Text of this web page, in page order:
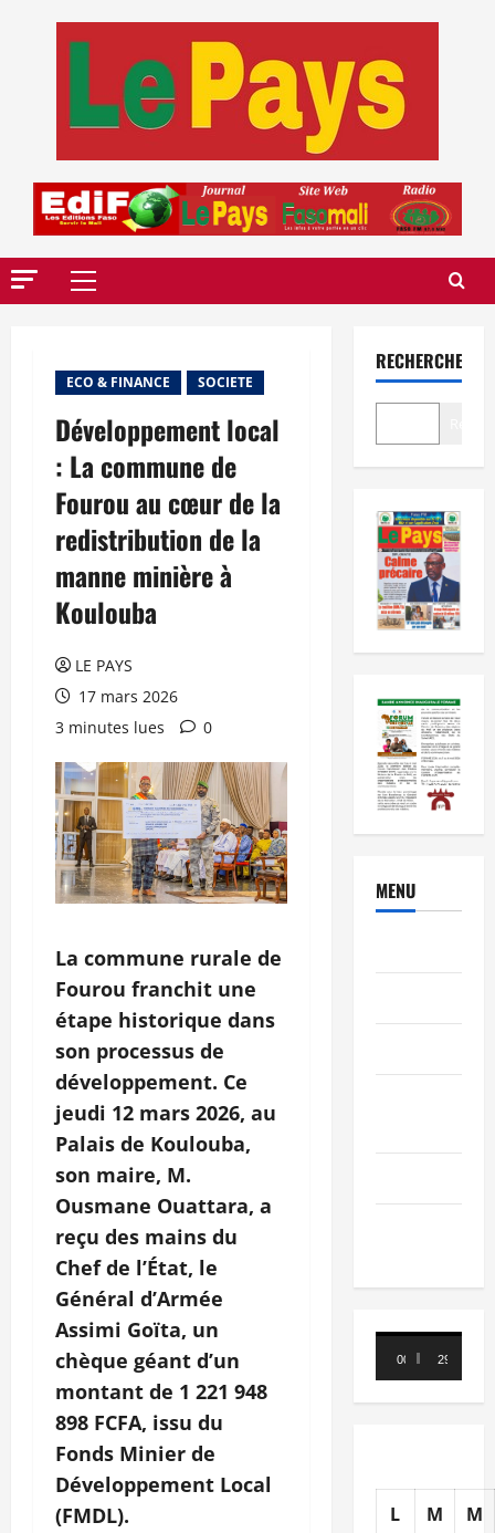
Menu
ECO & FINANCE SOCIETE
Développement local
: La commune de
Fourou au cœur de la
redistribution de la
manne minière à
Koulouba
LE PAYS
17 mars 2026
3 minutes lues
0
La commune rurale de
Fourou franchit une
étape historique dans
son processus de
développement. Ce
jeudi 12 mars 2026, au
Palais de Koulouba,
son maire, M.
Ousmane Ouattara, a
reçu des mains du
Chef de l’État, le
Général d’Armée
Assimi Goïta, un
chèque géant d’un
montant de 1 221 948
898 FCFA, issu du
Fonds Minier de
Développement Local
(FMDL).
RECHERCHER
MENU
Lecteur
vidéo
00:00 29:21
L M M